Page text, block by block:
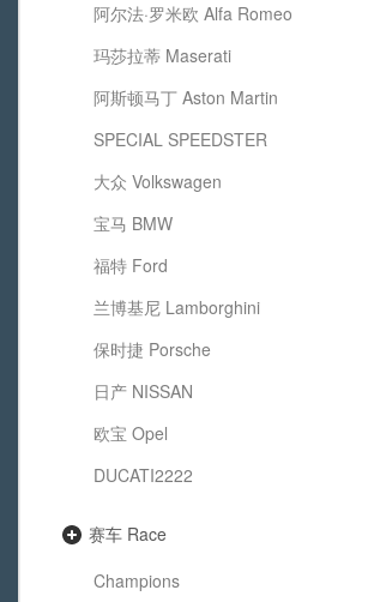
阿尔法·罗米欧 Alfa Romeo
玛莎拉蒂 Maserati
阿斯顿马丁 Aston Martin
SPECIAL SPEEDSTER
大众 Volkswagen
宝马 BMW
福特 Ford
兰博基尼 Lamborghini
保时捷 Porsche
日产 NISSAN
欧宝 Opel
DUCATI2222
赛车 Race
Champions